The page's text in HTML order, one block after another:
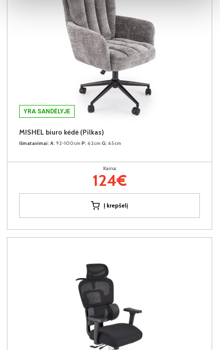
YRA SANDĖLYJE
MISHEL biuro kėdė (Pilkas)
Išmatavimai: A: 92-100cm P: 62cm G: 65cm
Kaina:
124€
Į krepšelį